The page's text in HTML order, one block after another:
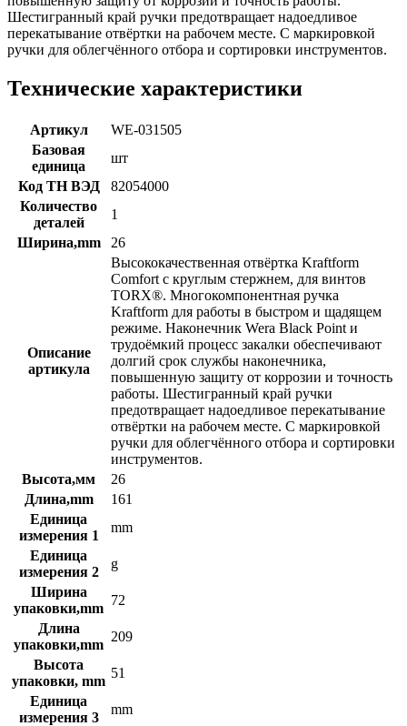
Шестигранный край ручки предотвращает надоедливое
перекатывание отвёртки на рабочем месте. С маркировкой
ручки для облегчённого отбора и сортировки инструментов.
Технические характеристики
Артикул
WE-031505
Базовая
единица
шт
Код ТН ВЭД
82054000
Количество
деталей
1
Ширина,mm
26
Описание
артикула
Высококачественная отвёртка Kraftform
Comfort с круглым стержнем, для винтов
TORX®. Многокомпонентная ручка
Kraftform для работы в быстром и щадящем
режиме. Наконечник Wera Black Point и
трудоёмкий процесс закалки обеспечивают
долгий срок службы наконечника,
повышенную защиту от коррозии и точность
работы. Шестигранный край ручки
предотвращает надоедливое перекатывание
отвёртки на рабочем месте. С маркировкой
ручки для облегчённого отбора и сортировки
инструментов.
Высота,мм
26
Длина,mm
161
Единица
измерения 1
mm
Единица
измерения 2
g
Ширина
упаковки,mm
72
Длина
упаковки,mm
209
Высота
упаковки, mm
51
Единица
измерения 3
mm